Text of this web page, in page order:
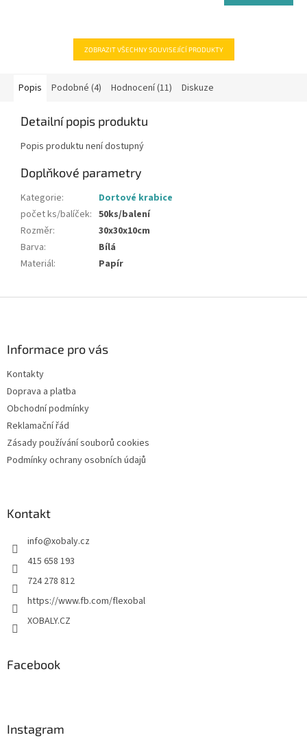
ZOBRAZIT VŠECHNY SOUVISEJÍCÍ PRODUKTY
Popis Podobné (4) Hodnocení (11) Diskuze
Detailní popis produktu
Popis produktu není dostupný
Doplňkové parametry
Kategorie:
Dortové krabice
počet ks/balíček: 50ks/balení
Rozměr:
30x30x10cm
Barva:
Bílá
Materiál: Papír
Informace pro vás
Kontakty
Doprava a platba
Obchodní podmínky
Reklamační řád
Zásady používání souborů cookies
Podmínky ochrany osobních údajů
Kontakt
info@xobaly.cz
415 658 193
724 278 812
https://www.fb.com/flexobal
XOBALY.CZ
Facebook
Instagram